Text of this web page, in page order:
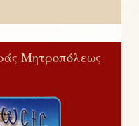
Μητροπόλεως